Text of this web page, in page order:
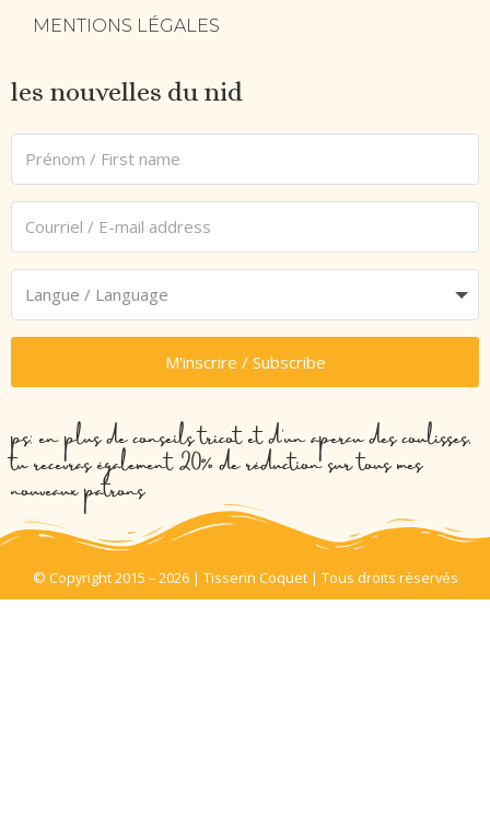
MENTIONS LÉGALES
les nouvelles du nid
M'inscrire / Subscribe
ps: en plus de conseils tricot et d’un aperçu des coulisses,
tu recevras également 20% de réduction sur tous mes
nouveaux patrons
© Copyright 2015 – 2026 | Tisserin Coquet | Tous droits réservés